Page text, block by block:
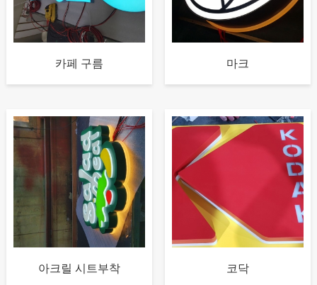
카페 구름 마크
아크릴 시트부착 코닥